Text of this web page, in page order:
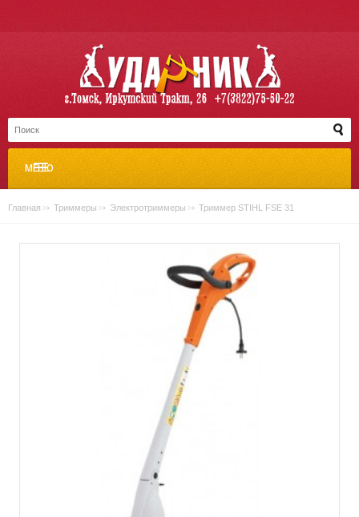
МЕНЮ
Главная » Триммеры » Электротриммеры » Триммер STIHL FSE 31